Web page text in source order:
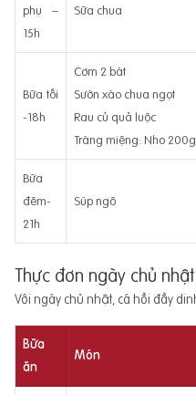
phụ –
15h
Sữa chua
Bữa tối
-18h
Cơm 2 bát
Sườn xào chua ngọt
Rau củ quả luộc
Tráng miệng: Nho 200g
Bữa
đêm-
21h
Súp ngô
Thực đơn ngày chủ nhật
Với ngày chủ nhật, cá hồi đầy
Bữa
ăn
Món